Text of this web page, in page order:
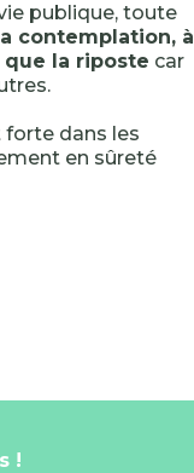
publique, toute
contemplation, à
la riposte car
forte dans les
en sûreté
!